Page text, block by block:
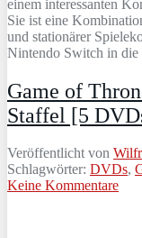
einem interessanten
Sie ist eine
und stationärer
Nintendo Switch in die
Game of
Staffel [5
Veröffentlicht von
Schlagwörter: DVDs,
Keine Kommentare